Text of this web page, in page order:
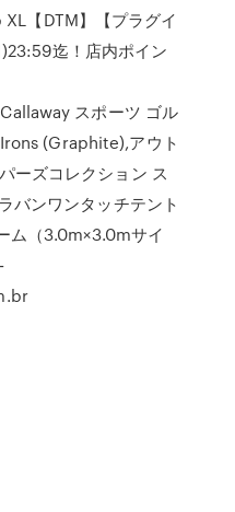
【DTM】【プラグイ
迄！店内ポイン
スポーツ ゴル
(Graphite),アウト
ーズコレクション ス
バンワンタッチテント
ム（3.0m×3.0mサイ